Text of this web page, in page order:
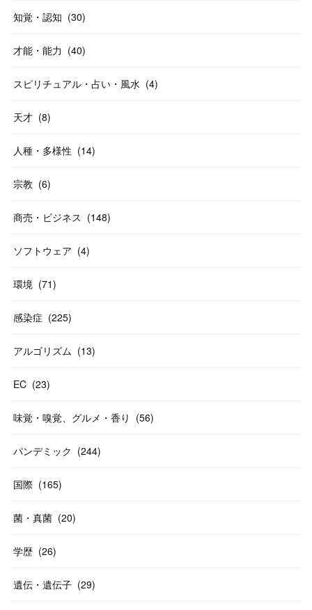
知覚・認知 (30)
才能・能力 (40)
スピリチュアル・占い・風水 (4)
天才 (8)
人種・多様性 (14)
宗教 (6)
商売・ビジネス (148)
ソフトウェア (4)
環境 (71)
感染症 (225)
アルゴリズム (13)
EC (23)
味覚・嗅覚、グルメ・香り (56)
パンデミック (244)
国際 (165)
菌・真菌 (20)
学歴 (26)
遺伝・遺伝子 (29)